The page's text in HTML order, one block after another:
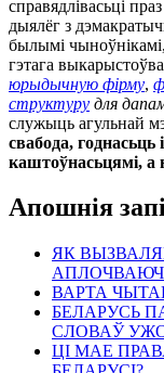
справядлівасьці
дыялёг з
былымі
гэтага
юрыдычную фірму,
структуру для
служыць агульнай
свабода, годнасьць
каштоўнасьцямі, а
Апошнія
ЯК
ВАРТА
БЕЛАРУСЬ
СЛОВАЎ
ЦІ МАЕ